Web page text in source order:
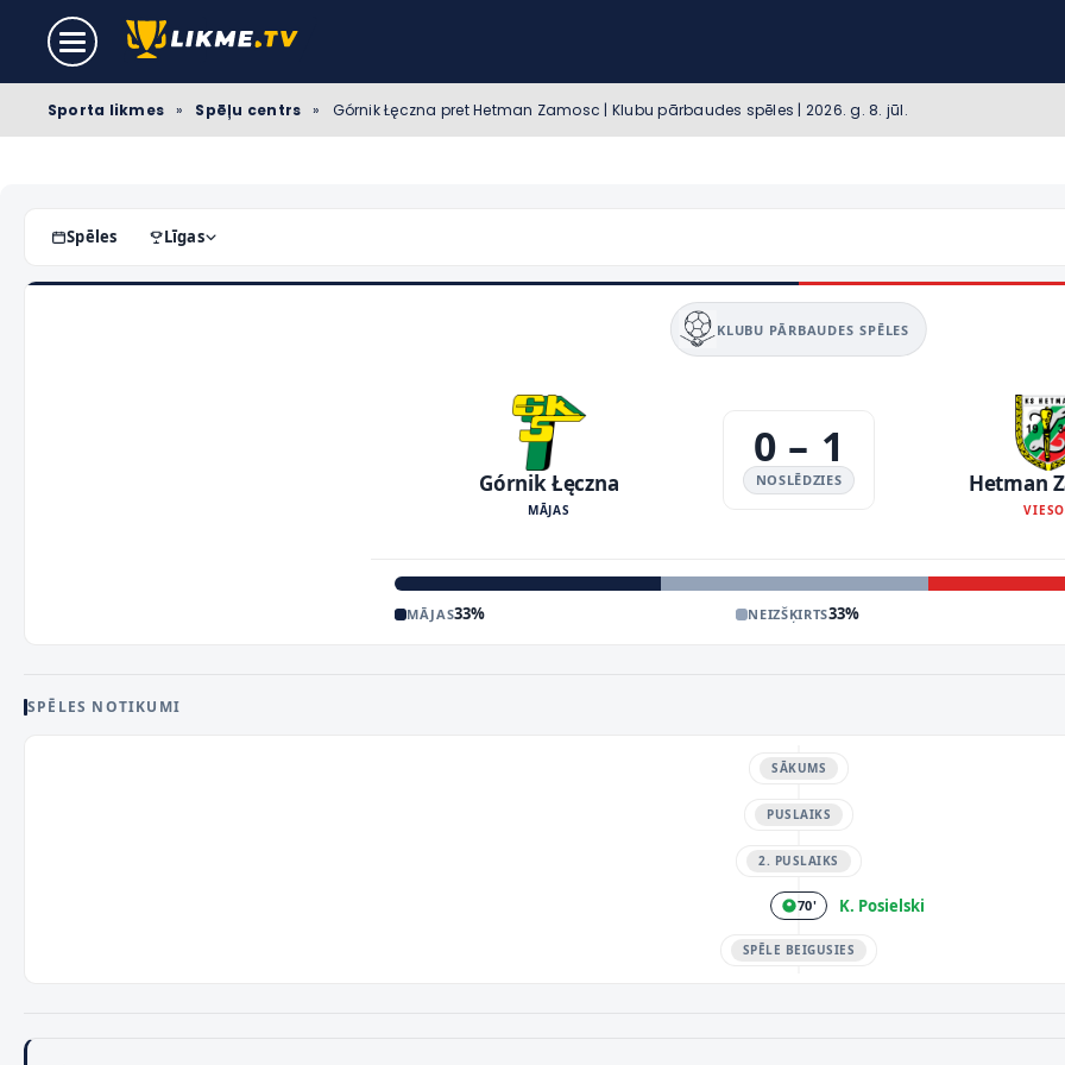
Sporta likmes » Spēļu centrs » Górnik Łęczna pret Hetman Zamosc | Klubu pārbaudes spēles | 2026. g. 8. jūl.
Spēles Līgas
KLUBU PĀRBAUDES SPĒLES
Górnik Łęczna
MĀJAS
0 – 1
NOSLĒDZIES Hetman
MĀJAS33% NEIZŠĶIRTS33%
SPĒLES NOTIKUMI
SĀKUMS
PUSLAIKS
2. PUSLAIKS
70' K. Posielski
SPĒLE BEIGUSIES